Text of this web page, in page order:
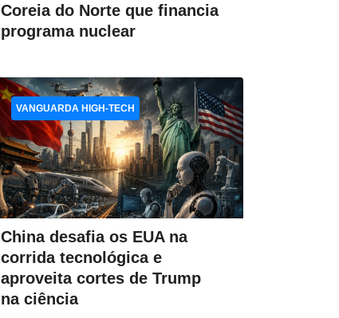
Coreia do Norte que financia
programa nuclear
China desafia os EUA na
corrida tecnológica e
aproveita cortes de Trump
na ciência
VANGUARDA HIGH-TECH